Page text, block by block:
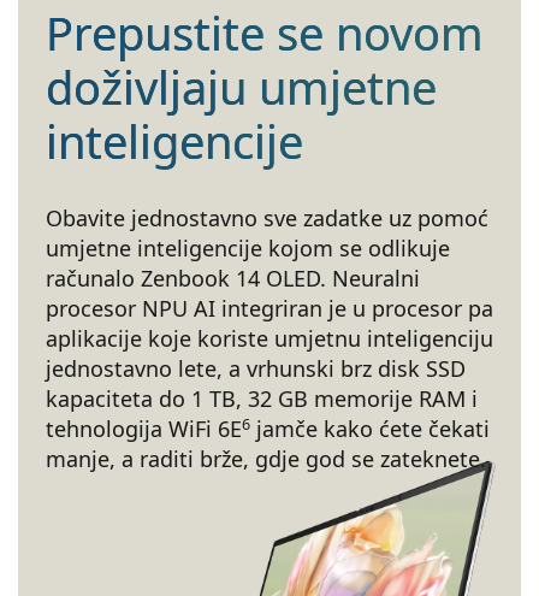
Prepustite se novom
doživljaju umjetne
inteligencije
Obavite jednostavno sve zadatke uz pomoć
umjetne inteligencije kojom se odlikuje
računalo Zenbook 14 OLED. Neuralni
procesor NPU AI integriran je u procesor pa
aplikacije koje koriste umjetnu inteligenciju
jednostavno lete, a vrhunski brz disk SSD
kapaciteta do 1 TB, 32 GB memorije RAM i
tehnologija WiFi 6E6jamče kako ćete čekati
manje, a raditi brže, gdje god se zateknete.